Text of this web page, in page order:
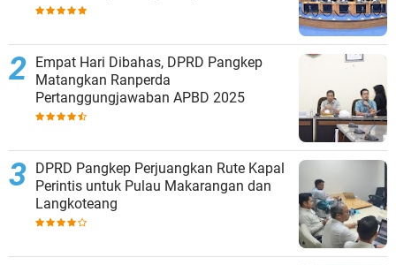
Catatan
Empat Hari Dibahas, DPRD Pangkep
Matangkan Ranperda
Pertanggungjawaban APBD 2025
DPRD Pangkep Perjuangkan Rute Kapal
Perintis untuk Pulau Makarangan dan
Langkoteang